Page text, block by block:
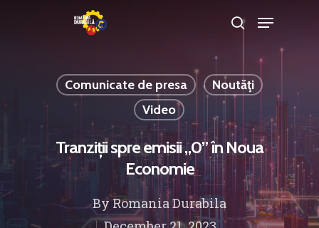
Hit enter to search or ESC to close
Comunicate de presa
Noutăţi
Video
Tranziții spre emisii „0” în Noua
Economie
ByRomania Durabila